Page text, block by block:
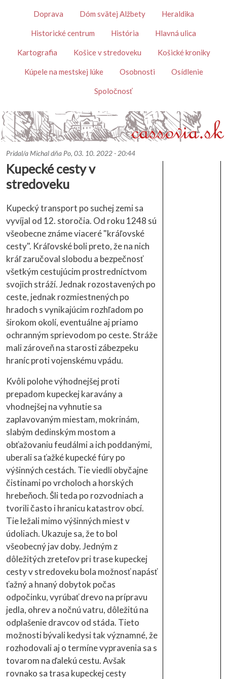
TémyDoprava Dóm svätej Alžbety Heraldika
Historické centrum História Hlavná ulica
Kartografia Košice v stredoveku Košické kroniky
Kúpele na mestskej lúke Osobnosti Osídlenie
Spoločnosť
Pridal/a Michaldňa Po, 03. 10. 2022 - 20:44
Kupecké cesty v
stredoveku
Kupecký transport po suchej zemi sa
vyvíjal od 12. storočia. Od roku 1248 sú
všeobecne známe viaceré "kráľovské
cesty". Kráľovské boli preto, že na nich
kráľ zaručoval slobodu a bezpečnosť
všetkým cestujúcim prostredníctvom
svojich stráží. Jednak rozostavených po
ceste, jednak rozmiestnených po
hradoch s vynikajúcim rozhľadom po
širokom okolí, eventuálne aj priamo
ochranným sprievodom po ceste. Stráže
mali zároveň na starosti zábezpeku
hraníc proti vojenskému vpádu.
Kvôli polohe výhodnejšej proti
prepadom kupeckej karavány a
vhodnejšej na vyhnutie sa
zaplavovaným miestam, mokrinám,
slabým dedinským mostom a
obťažovaniu feudálmi a ich poddanými,
uberali sa ťažké kupecké fúry po
výšinných cestách. Tie viedli obyčajne
čistinami po vrcholoch a horských
hrebeňoch. Šli teda po rozvodniach a
tvorili často i hranicu katastrov obcí.
Tie ležali mimo výšinných miest v
údoliach. Ukazuje sa, že to bol
všeobecný jav doby. Jedným z
dôležitých zreteľov pri trase kupeckej
cesty v stredoveku bola možnosť napásť
ťažný a hnaný dobytok počas
odpočinku, vyrúbať drevo na prípravu
jedla, ohrev a nočnú vatru, dôležitú na
odplašenie dravcov od stáda. Tieto
možnosti bývali kedysi tak významné, že
rozhodovali aj o termíne vypravenia sa s
tovarom na ďalekú cestu. Avšak
rovnako sa trasa kupeckej cesty